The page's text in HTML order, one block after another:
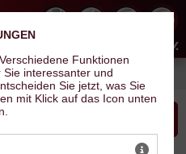
Inline Skate Club e.V.
. Verschiedene Funktionen
interessanter und
Sie jetzt, was Sie
mit Klick auf das Icon unten